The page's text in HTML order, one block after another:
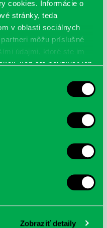
cookies. Informácie o
stránky, teda
v oblasti sociálnych
môžu príslušné
údajmi, ktoré ste im
keď ste používali ich
Zobraziť detaily